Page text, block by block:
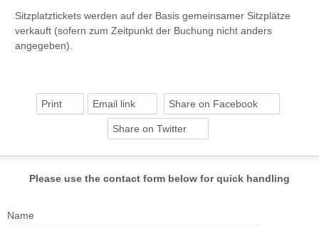
Sitzplatztickets werden auf der Basis gemeinsamer Sitzplätze
verkauft (sofern zum Zeitpunkt der Buchung nicht anders
angegeben).
Print Email link Share on Facebook
Share on Twitter
Please use the contact form below for quick handling
Name